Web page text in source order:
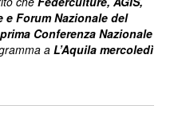
e Forum Nazionale del
prima Conferenza Nazionale
a L’Aquila mercoledì